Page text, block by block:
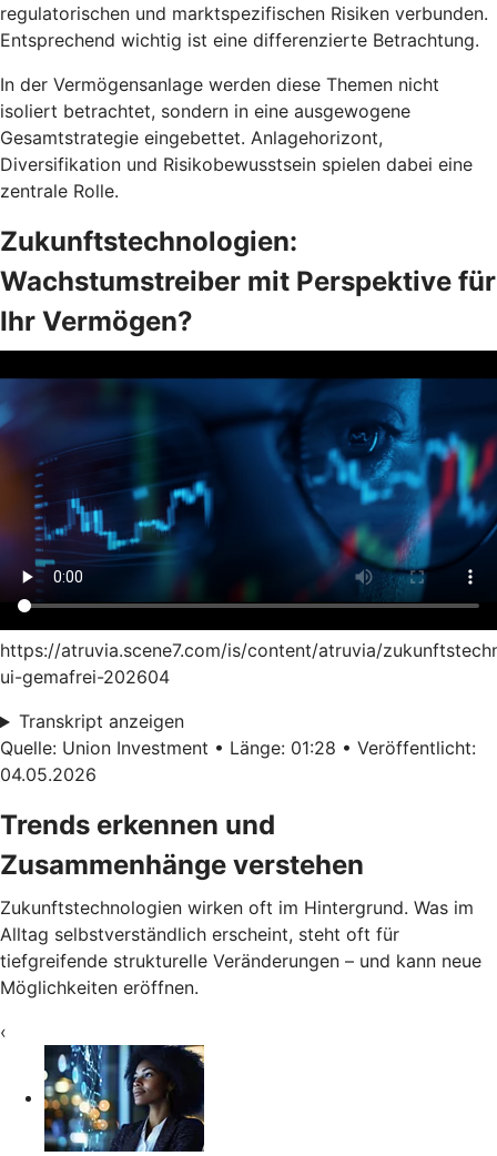
regulatorischen und marktspezifischen Risiken verbunden.
Entsprechend wichtig ist eine differenzierte Betrachtung.
In der Vermögensanlage werden diese Themen nicht
isoliert betrachtet, sondern in eine ausgewogene
Gesamtstrategie eingebettet. Anlagehorizont,
Diversifikation und Risikobewusstsein spielen dabei eine
zentrale Rolle.
Zukunftstechnologien:
Wachstumstreiber mit Perspektive für
Ihr Vermögen?
https://atruvia.scene7.com/is/content/atruvia/
ui-gemafrei-202604
Transkript anzeigen
Quelle: Union Investment • Länge: 01:28 • Veröffentlicht:
04.05.2026
Trends erkennen und
Zusammenhänge verstehen
Zukunftstechnologien wirken oft im Hintergrund. Was im
Alltag selbstverständlich erscheint, steht oft für
tiefgreifende strukturelle Veränderungen – und kann neue
Möglichkeiten eröffnen.
‹